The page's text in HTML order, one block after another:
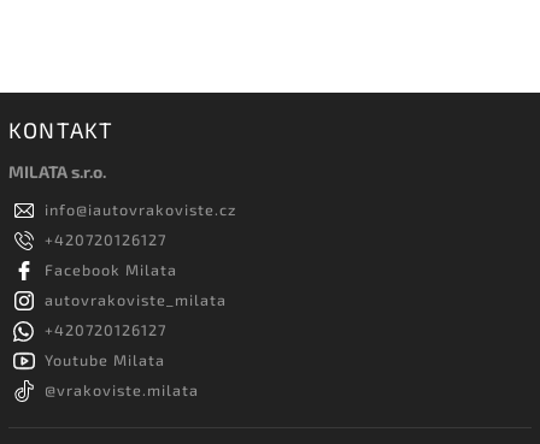
KONTAKT
MILATA s.r.o.
info@iautovrakoviste.cz
+420720126127
Facebook Milata
autovrakoviste_milata
+420720126127
Youtube Milata
@vrakoviste.milata